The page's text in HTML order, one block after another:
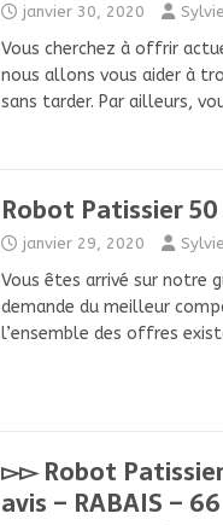
janvier 30, 2020 Sylvie
Vous cherchez à offrir
nous allons vous aider à
sans tarder. Par ailleurs,
Robot Patissier
janvier 29, 2020 Sylvie
Vous êtes arrivé sur notre
demande du meilleur
l’ensemble des offres
▻▻ Robot
avis – RABAIS –